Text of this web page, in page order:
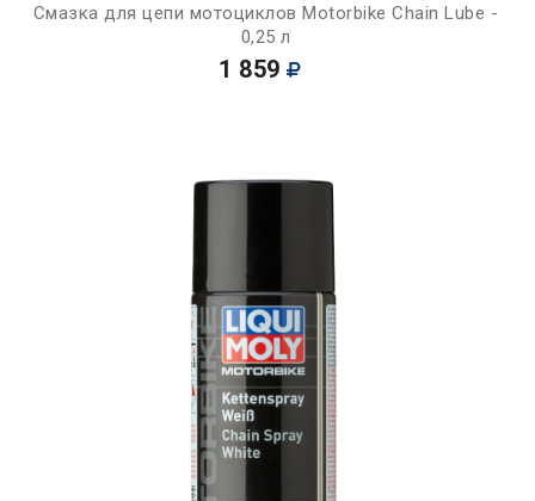
Смазка для цепи мотоциклов Motorbike Chain Lube -
0,25 л
1 859